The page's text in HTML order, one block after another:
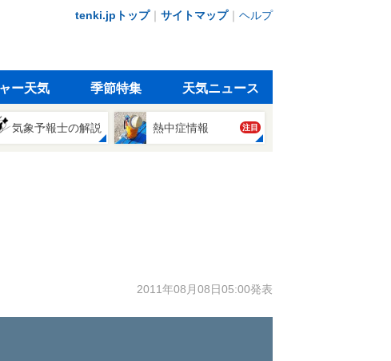
tenki.jpトップ｜ サイトマップ｜ ヘルプ
ー天気 季節特集 天気ニュース
気象予報士の解説 熱中症情報 注目
2011年08月08日05:00発表